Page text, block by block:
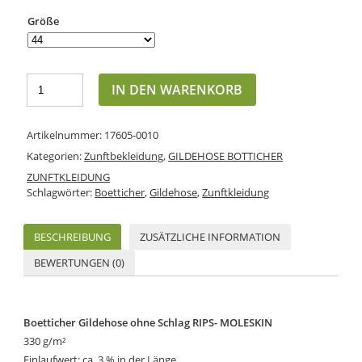
Größe
IN DEN WARENKORB
Artikelnummer: 17605-0010
Kategorien:Zunftbekleidung,GILDEHOSE BOTTICHER
ZUNFTKLEIDUNG
Schlagwörter: Boetticher,Gildehose,Zunftkleidung
BESCHREIBUNG
ZUSÄTZLICHE INFORMATION
BEWERTUNGEN (0)
Boetticher Gildehose ohne Schlag RIPS- MOLESKIN
330 g/m²